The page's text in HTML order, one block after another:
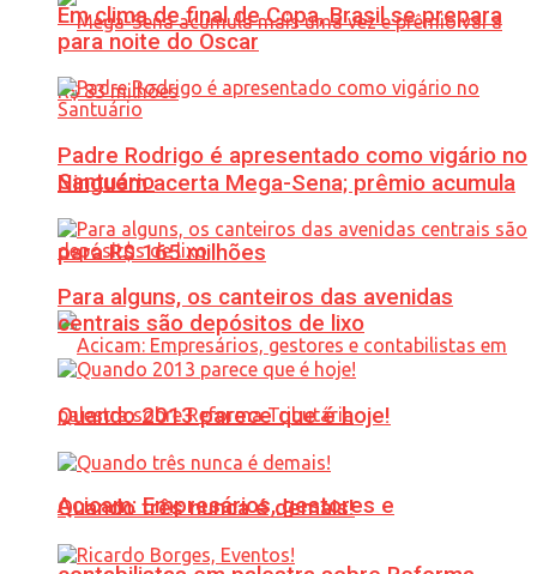
Ninguém acerta Mega-Sena; prêmio acumula
para R$ 165 milhões
Acicam: Empresários, gestores e
Em clima de final de Copa, Brasil se prepara
para noite do Oscar
Padre Rodrigo é apresentado como vigário no
Santuário
Para alguns, os canteiros das avenidas
centrais são depósitos de lixo
Quando 2013 parece que é hoje!
Quando três nunca é demais!